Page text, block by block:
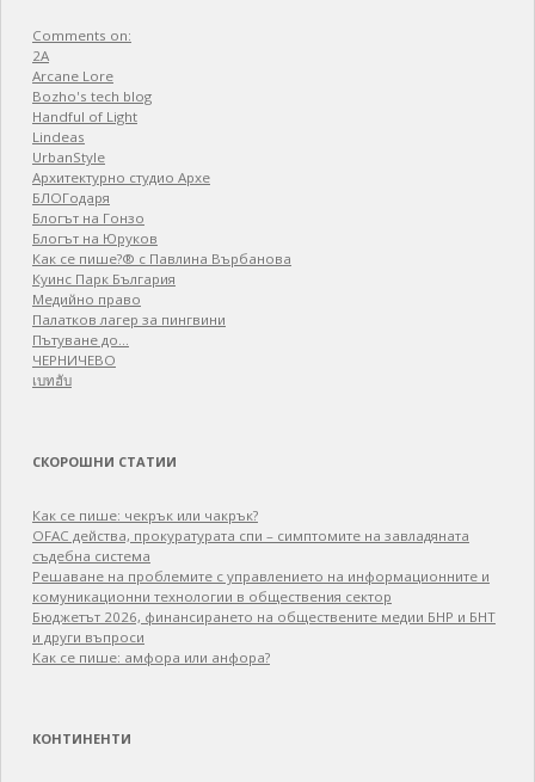
Comments on:
2A
Arcane Lore
Bozho's tech blog
Handful of Light
Lindeas
UrbanStyle
Архитектурно студио Архе
БЛОГодаря
Блогът на Гонзо
Блогът на Юруков
Как се пише?® с Павлина Върбанова
Куинс Парк България
Медийно право
Палатков лагер зa пингвини
Пътуване до…
ЧЕРНИЧЕВО
เบทฮับ
СКОРОШНИ СТАТИИ
Как се пише: чекрък или чакрък?
OFAC действа, прокуратурата спи – симптомите на завладяната
съдебна система
Решаване на проблемите с управлението на информационните и
комуникационни технологии в обществения сектор
Бюджетът 2026, финансирането на обществените медии БНР и БНТ
и други въпроси
Как се пише: амфора или анфора?
КОНТИНЕНТИ